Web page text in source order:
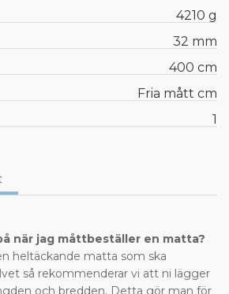
4210 g
32 mm
400 cm
Fria mått cm
1
när jag måttbeställer en matta?
heltäckande matta som ska
så rekommenderar vi att ni lägger
och bredden. Detta gör man för